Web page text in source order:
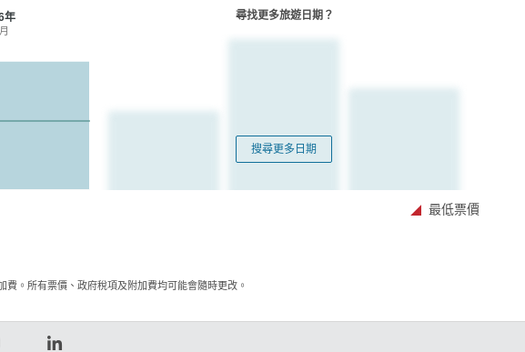
年 尋找更多旅遊日期？
搜尋更多日期
最低票價
。所有票價、政府稅項及附加費均可能會隨時更改。
LinkedIn